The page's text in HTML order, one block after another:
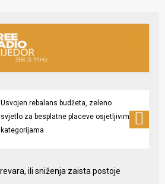
Usvojen rebalans budžeta, zeleno
svjetlo za besplatne placeve osjetljivim
kategorijama